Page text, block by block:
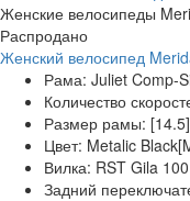
Женские велосипеды
Распродано
Женский велосипед
Рама: Juliet Comp-
Количество
Размер рамы:
Цвет: Metalic
Вилка: RST Gila
Задний